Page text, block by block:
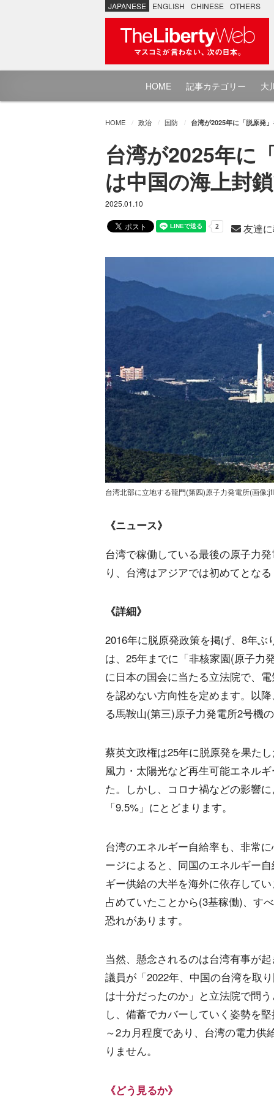
JAPANESE ENGLISH CHINESE OTHERS
HOME 記事カテゴリー 大
HOME 政治 国防 台湾が2025年に「脱原発
台湾が2025年に
は中国の海上封
2025.01.10
友達
台湾北部に立地する龍門(第四)原子力発電所(画像
《ニュース》
台湾で稼働している最後の原子力
り、台湾はアジアでは初めてとな
《詳細》
2016年に脱原発政策を掲げ、8年
は、25年までに「非核家園(原子力
に日本の国会に当たる立法院で、
を認めない方向性を定めます。以
る馬鞍山(第三)原子力発電所2号機
蔡英文政権は25年に脱原発を果た
風力・太陽光など再生可能エネル
た。しかし、コロナ禍などの影響
「9.5%」にとどまります。
台湾のエネルギー自給率も、非常
ージによると、同国のエネルギー
ギー供給の大半を海外に依存して
占めていたことから(3基稼働)、す
恐れがあります。
当然、懸念されるのは台湾有事が
議員が「2022年、中国の台湾を取
は十分だったのか」と立法院で問
し、備蓄でカバーしていく姿勢を
～2カ月程度であり、台湾の電力
りません。
《どう見るか》